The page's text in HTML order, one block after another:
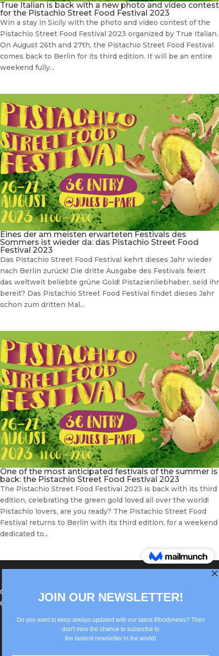
True Italian is back with a new photo and video contest
for the Pistachio Street Food Festival 2023
Win a stay in Sicily with the photo and video contest of the
Pistachio Street Food Festival 2023 organized by True Italian.
On August 26th and 27th, the Pistachio Street Food Festival
comes back to Berlin for its third edition. It will be an entire
weekend fully...
Eines der am meisten erwarteten Festivals des
Sommers ist wieder da: das Pistachio Street Food
Festival 2023
Das Pistachio Street Food Festival kehrt dieses Jahr wieder
nach Berlin zurück! Die dritte Ausgabe des Festivals feiert
das weltweit beliebte grüne Gold! Pistazienliebhaber, seid ihr
bereit? Das Pistachio Street Food Festival findet dieses Jahr
schon zum dritten Mal...
One of the most anticipated festivals of the summer is
back: the Pistachio Street Food Festival 2023
The Pistachio Street Food Festival 2023 is back with its third
edition, celebrating the green gold loved all over the world!
Pistachio lovers, are you ready? The Pistachio Street Food
Festival returns to Berlin with its third edition, for a weekend
dedicated to...
®Berlin Italian Communication 2022 +49(0)30
62867442
info@old.true-italian.com